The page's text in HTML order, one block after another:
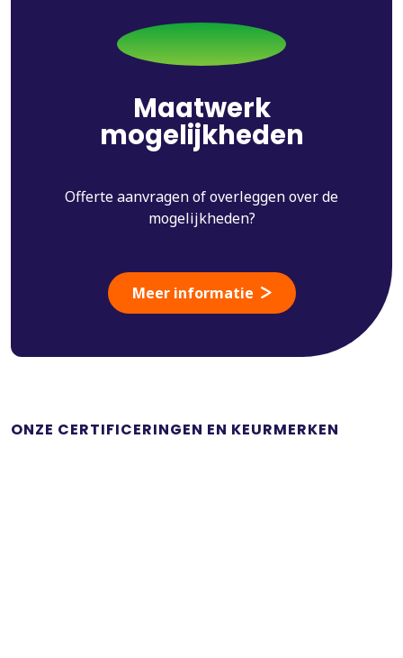
Maatwerk
mogelijkheden
Offerte aanvragen of overleggen over de
mogelijkheden?
Meer informatie
ONZE CERTIFICERINGEN EN KEURMERKEN